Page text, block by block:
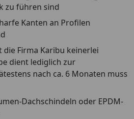
zu führen sind
Kanten an Profilen
Firma Karibu keinerlei
dient lediglich zur
nach ca. 6 Monaten muss
Dachschindeln oder EPDM-